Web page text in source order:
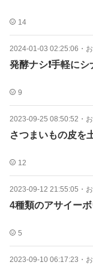
14
2024-01-03 02:25:06 ・
発酵ナシ❗️手軽に
9
2023-09-25 08:50:52 ・
さつまいもの皮を
12
2023-09-12 21:55:05 ・
4種類のアサイー
5
2023-09-10 06:17:23 ・